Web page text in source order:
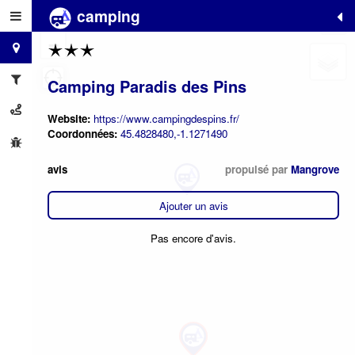
camping
Camping Paradis des Pins
Website: https://www.campingdespins.fr/
Coordonnées: 45.4828480,-1.1271490
avis propulsé par Mangrove
Ajouter un avis
Pas encore d'avis.
+
−